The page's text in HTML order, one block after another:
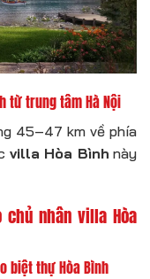
từ trung tâm Hà Nội
45–47 km về phía
villa Hòa Bình này
nhân villa Hòa
biệt thự Hòa Bình